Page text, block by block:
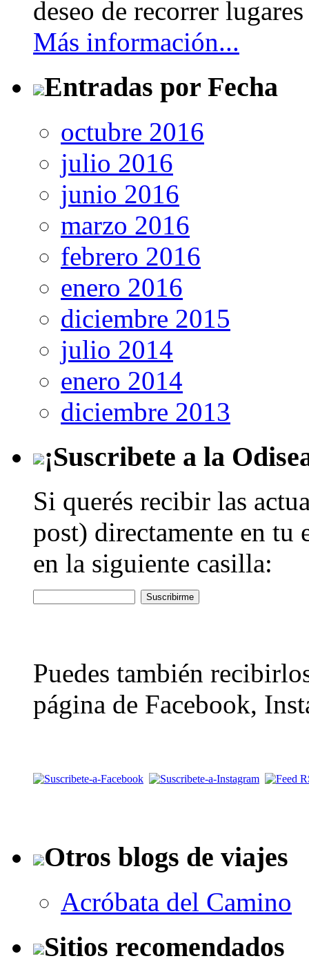
deseo de recorrer
Más información...
Entradas por Fecha
octubre 2016
julio 2016
junio 2016
marzo 2016
febrero 2016
enero 2016
diciembre 2015
julio 2014
enero 2014
diciembre 2013
¡Suscribete a la
Si querés recibir las
post) directamente en
en la siguiente casilla:
Puedes también
página de Facebook,
Otros blogs de viajes
Acróbata del Camino
Sitios recomendados